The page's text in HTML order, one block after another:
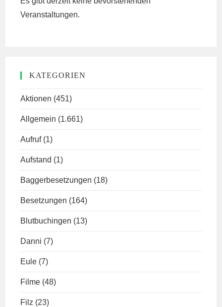
Veranstaltungen.
KATEGORIEN
Aktionen (451)
Allgemein (1.661)
Aufruf (1)
Aufstand (1)
Baggerbesetzungen (18)
Besetzungen (164)
Blutbuchingen (13)
Danni (7)
Eule (7)
Filme (48)
Filz (23)